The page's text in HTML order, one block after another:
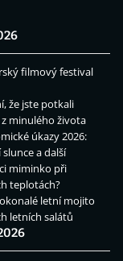
filmový festival
že jste potkali
minulého života
úkazy 2026:
a další
miminko při
teplotách?
letní mojito
letních salátů